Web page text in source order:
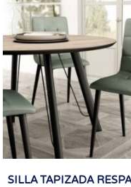
SILLA TAPIZADA